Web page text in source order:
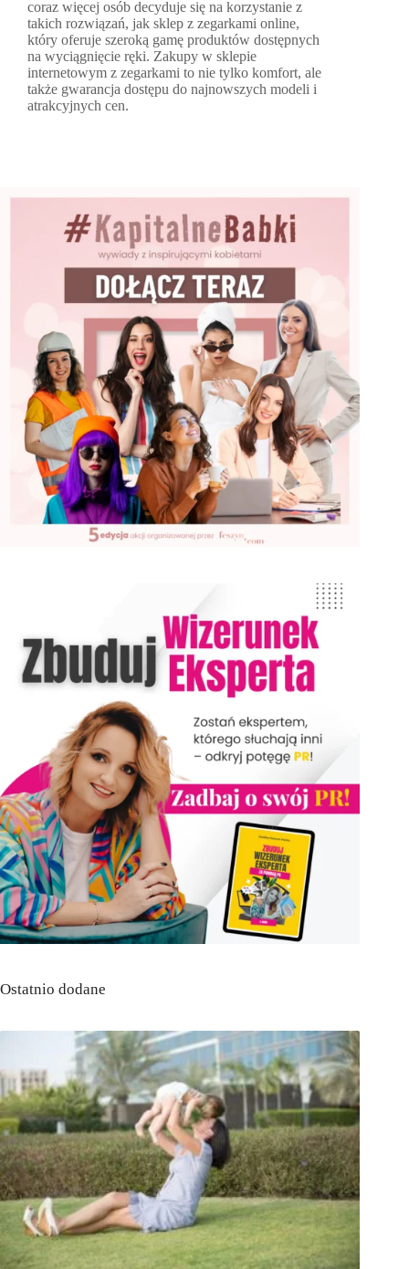
coraz więcej osób decyduje się na korzystanie z
takich rozwiązań, jak sklep z zegarkami online,
który oferuje szeroką gamę produktów dostępnych
na wyciągnięcie ręki. Zakupy w sklepie
internetowym z zegarkami to nie tylko komfort, ale
także gwarancja dostępu do najnowszych modeli i
atrakcyjnych cen.
Ostatnio dodane